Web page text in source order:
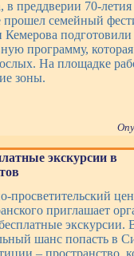
в преддверии 70-
прошел семейный
Кемерова подготовили
программу,
На площадке
зоны.
экскурсии в
просветительский
приглашает
экскурсии.
шанс попасть в
– пространство,